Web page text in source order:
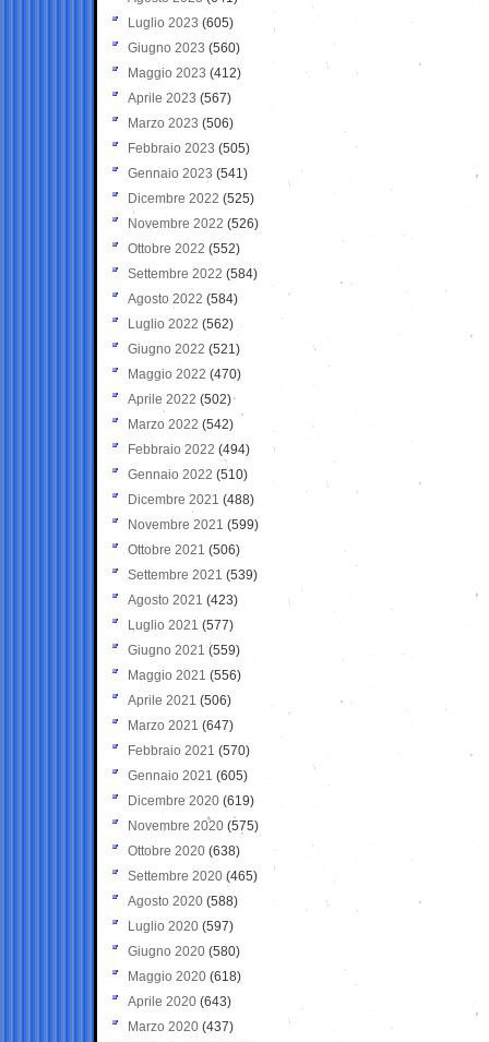
Luglio 2023 (605)
Giugno 2023 (560)
Maggio 2023 (412)
Aprile 2023 (567)
Marzo 2023 (506)
Febbraio 2023 (505)
Gennaio 2023 (541)
Dicembre 2022 (525)
Novembre 2022 (526)
Ottobre 2022 (552)
Settembre 2022 (584)
Agosto 2022 (584)
Luglio 2022 (562)
Giugno 2022 (521)
Maggio 2022 (470)
Aprile 2022 (502)
Marzo 2022 (542)
Febbraio 2022 (494)
Gennaio 2022 (510)
Dicembre 2021 (488)
Novembre 2021 (599)
Ottobre 2021 (506)
Settembre 2021 (539)
Agosto 2021 (423)
Luglio 2021 (577)
Giugno 2021(559)
Maggio 2021 (556)
Aprile 2021 (506)
Marzo 2021 (647)
Febbraio 2021 (570)
Gennaio 2021 (605)
Dicembre 2020 (619)
Novembre 2020 (575)
Ottobre 2020 (638)
Settembre 2020(465)
Agosto 2020 (588)
Luglio 2020 (597)
Giugno 2020 (580)
Maggio 2020 (618)
Aprile 2020 (643)
Marzo 2020 (437)